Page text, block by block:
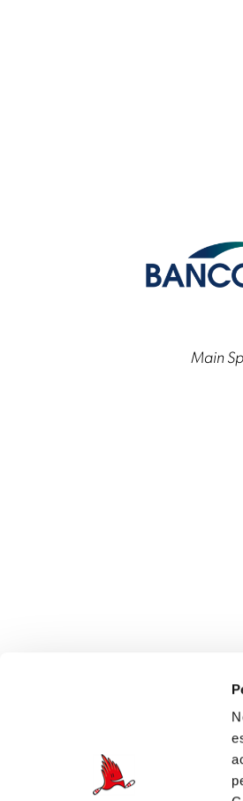
Main